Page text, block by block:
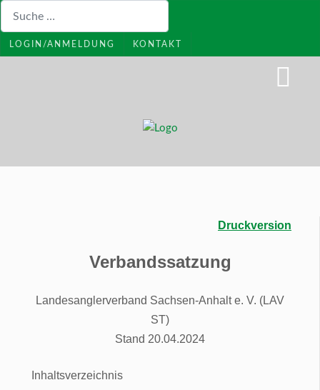
LOGIN/ANMELDUNG KONTAKT
Druckversion
Verbandssatzung
Landesanglerverband Sachsen-Anhalt e. V. (LAV
ST)
Stand 20.04.2024
Inhaltsverzeichnis